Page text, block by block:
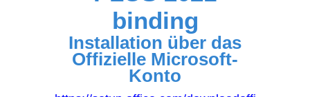
binding
Installation über das
Offizielle Microsoft-
Konto